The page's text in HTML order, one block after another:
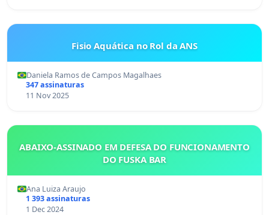
Fisio Aquática no Rol da ANS
Daniela Ramos de Campos Magalhaes
347 assinaturas
11 Nov 2025
ABAIXO-ASSINADO EM DEFESA DO FUNCIONAMENTO
DO FUSKA BAR
Ana Luiza Araujo
1 393 assinaturas
1 Dec 2024